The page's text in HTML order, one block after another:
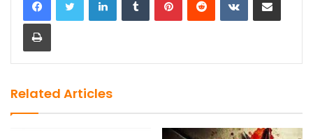
Print
Related Articles